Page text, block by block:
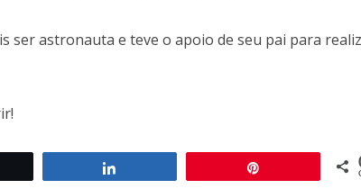
ser astronauta e teve o apoio de seu pai para